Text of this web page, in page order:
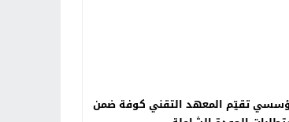
تقيّم المعهد التقني كوفة ضمن